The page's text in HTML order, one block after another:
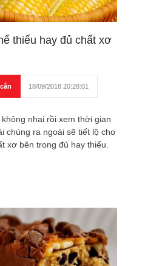
thiếu hay đủ chất xơ
18/09/2018 20:28:01
nhai rồi xem thời gian
chúng ra ngoài sẽ tiết lộ cho
xơ bên trong đủ hay thiếu.